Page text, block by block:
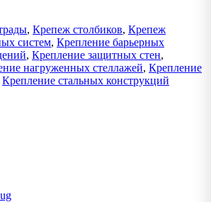
, Крепеж столбиков, Крепеж
систем, Крепление барьерных
, Крепление защитных стен,
нагруженных стеллажей, Крепление
Крепление стальных конструкций